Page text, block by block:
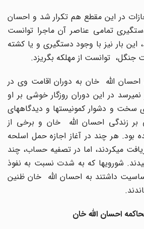
در این مقطع هم تکرار شد و احسان
تمامی عناصر آن ماجرا توانست
بار نیز با وجود دستگیری و یا کشته
توانست از مهلکه بگریزد.
الله خان به دوران اقامت وی در
در این دوران روزگار خوشی بر او
و دشوار کمونیستها و دیدگاههای
بر زندگی احسان الله خان و برخی از
بود. هر چند در آغاز اجازه حمل اسلحه
میکردند، اما در تصفیه حساب، چند
شورویها که به شدت نسبت به نفوذ
داشتند به احسان الله خان ظنین
احسان الله خان